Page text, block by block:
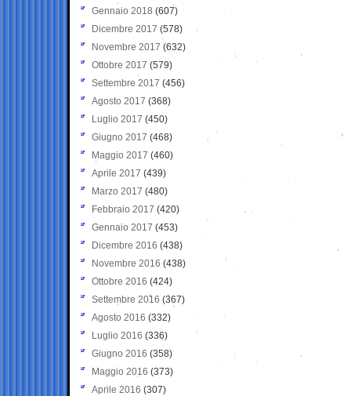
Gennaio 2018 (607)
Dicembre 2017 (578)
Novembre 2017 (632)
Ottobre 2017 (579)
Settembre 2017 (456)
Agosto 2017 (368)
Luglio 2017 (450)
Giugno 2017 (468)
Maggio 2017 (460)
Aprile 2017 (439)
Marzo 2017 (480)
Febbraio 2017 (420)
Gennaio 2017 (453)
Dicembre 2016 (438)
Novembre 2016 (438)
Ottobre 2016 (424)
Settembre 2016 (367)
Agosto 2016 (332)
Luglio 2016 (336)
Giugno 2016 (358)
Maggio 2016 (373)
Aprile 2016 (307)